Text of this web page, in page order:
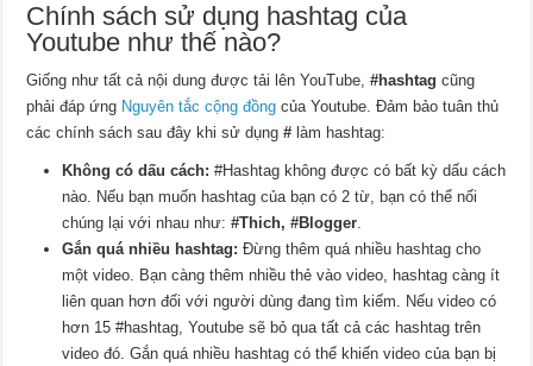
Chính sách sử dụng hashtag của
Youtube như thế nào?
Giống như tất cả nội dung được tải lên YouTube,#hashtag cũng
phải đáp ứng Nguyên tắc cộng đồng của Youtube. Đảm bảo tuân thủ
các chính sách sau đây khi sử dụng# làm hashtag:
Không có dấu cách: #Hashtag không được có bất kỳ dấu cách
nào. Nếu bạn muốn hashtag của bạn có 2 từ, bạn có thể nối
chúng lại với nhau như:#Thich, #Blogger.
Gắn quá nhiều hashtag: Đừng thêm quá nhiều hashtag cho
một video. Bạn càng thêm nhiều thẻ vào video, hashtag càng ít
liên quan hơn đối với người dùng đang tìm kiếm. Nếu video có
hơn 15 #hashtag, Youtube sẽ bỏ qua tất cả các hashtag trên
video đó. Gắn quá nhiều hashtag có thể khiến video của bạn bị